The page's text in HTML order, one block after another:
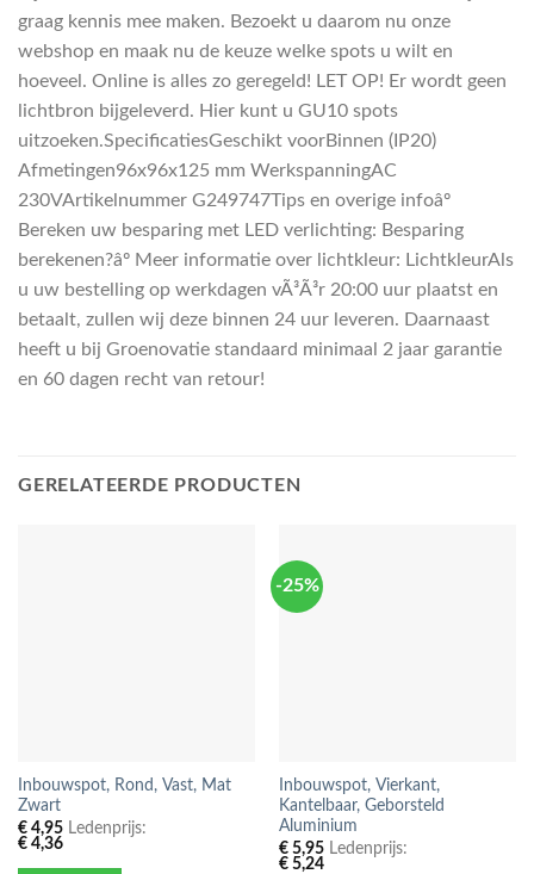
graag kennis mee maken. Bezoekt u daarom nu onze
webshop en maak nu de keuze welke spots u wilt en
hoeveel. Online is alles zo geregeld! LET OP! Er wordt geen
lichtbron bijgeleverd. Hier kunt u GU10 spots
uitzoeken.SpecificatiesGeschikt voorBinnen (IP20)
Afmetingen96x96x125 mm WerkspanningAC
230VArtikelnummer G249747Tips en overige infoâº
Bereken uw besparing met LED verlichting: Besparing
berekenen?âº Meer informatie over lichtkleur: LichtkleurAls
u uw bestelling op werkdagen vÃ³Ã³r 20:00 uur plaatst en
betaalt, zullen wij deze binnen 24 uur leveren. Daarnaast
heeft u bij Groenovatie standaard minimaal 2 jaar garantie
en 60 dagen recht van retour!
GERELATEERDE PRODUCTEN
Inbouwspot, Rond, Vast, Mat
Zwart
€4,95Ledenprijs:
€4,36
-25%
Inbouwspot, Vierkant,
Kantelbaar, Geborsteld
Aluminium
€5,95Ledenprijs:
€5,24